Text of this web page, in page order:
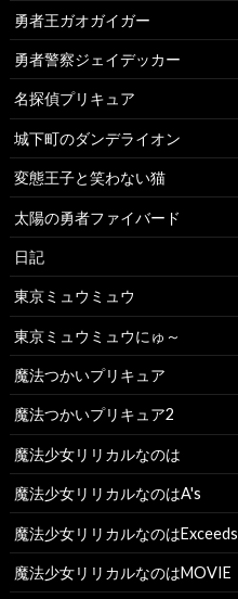
勇者王ガオガイガー
勇者警察ジェイデッカー
名探偵プリキュア
城下町のダンデライオン
変態王子と笑わない猫
太陽の勇者ファイバード
日記
東京ミュウミュウ
東京ミュウミュウにゅ～
魔法つかいプリキュア
魔法つかいプリキュア2
魔法少女リリカルなのは
魔法少女リリカルなのはA's
魔法少女リリカルなのはExceeds
魔法少女リリカルなのはMOVIE